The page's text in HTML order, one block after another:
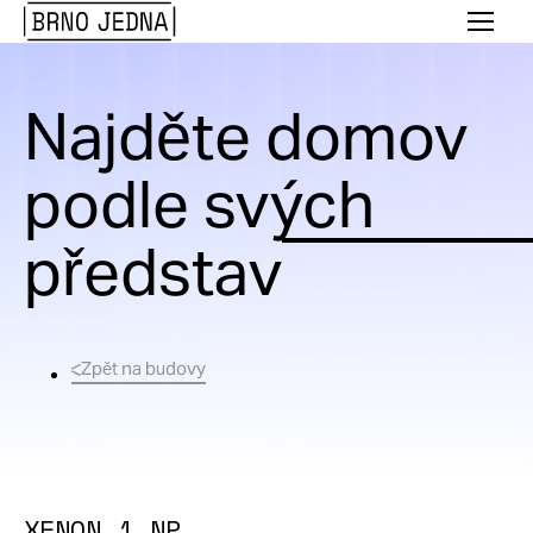
Jedna
Menu
Najděte domov
podle svých
představ
Zpět na budovy
Ubytovací